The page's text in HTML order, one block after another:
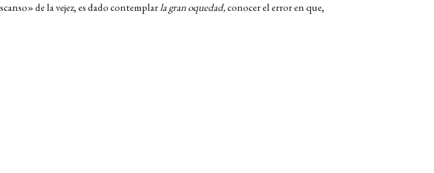
de la vejez, es dado contemplarla gran oquedad,conocer el error en que,